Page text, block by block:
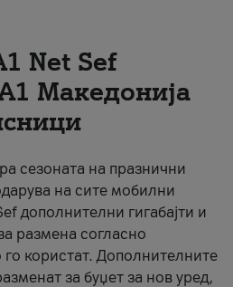
Net Sеf
Македонија
сезоната на празнични
на сите мобилни
дополнителни гигабајти и
размена согласно
користат. Дополнителните
за буџет за нов уред,